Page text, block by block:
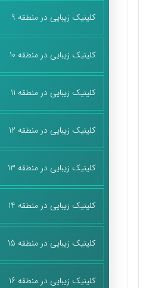
کلینیک زیبایی در منطقه 9
کلینیک زیبایی در منطقه 10
کلینیک زیبایی در منطقه 11
کلینیک زیبایی در منطقه 12
کلینیک زیبایی در منطقه 13
کلینیک زیبایی در منطقه 14
کلینیک زیبایی در منطقه 15
کلینیک زیبایی در منطقه 16